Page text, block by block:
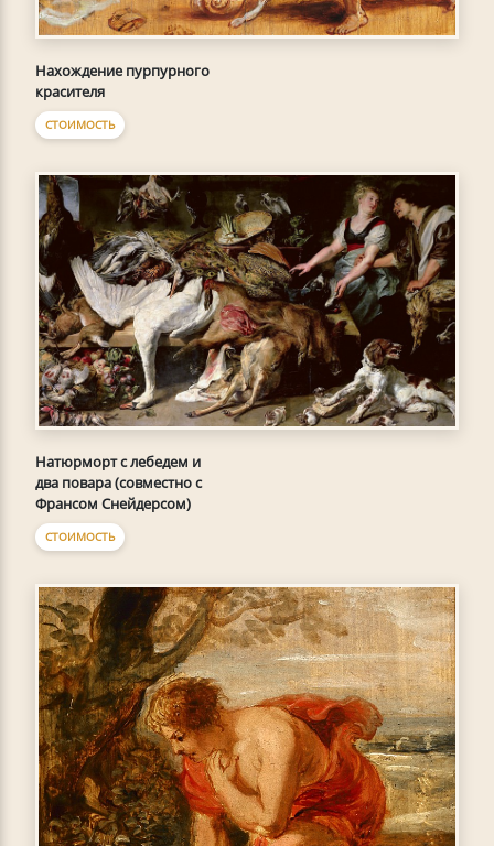
Нахождение пурпурного
красителя
СТОИМОСТЬ
Натюрморт с лебедем и
два повара (совместно с
Франсом Снейдерсом)
СТОИМОСТЬ